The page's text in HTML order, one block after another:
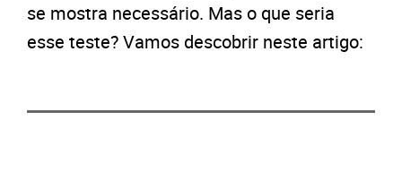
se mostra necessário. Mas o que seria
esse teste? Vamos descobrir neste artigo: